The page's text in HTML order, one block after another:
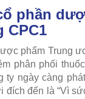
phần
CPC1
phẩm Trung
phân phối
ty ngày càng
đích đến là “Vì